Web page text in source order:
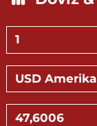
0 (530) 326 46 12
Gündüz
BAHÇEBAŞI